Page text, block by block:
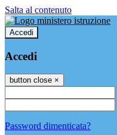
Salta al contenuto
Accedi
Accedi
button close ×
Password dimenticata?